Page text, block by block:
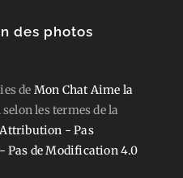
des photos
de Mon Chat Aime la
les termes de la
- Pas
de Modification 4.0